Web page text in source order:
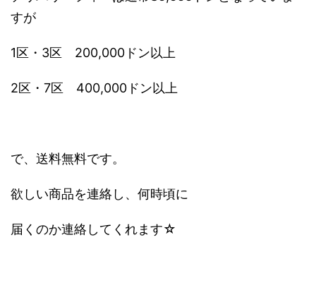
すが
1区・3区 200,000ドン以上
2区・7区 400,000ドン以上
で、送料無料です。
欲しい商品を連絡し、何時頃に
届くのか連絡してくれます☆